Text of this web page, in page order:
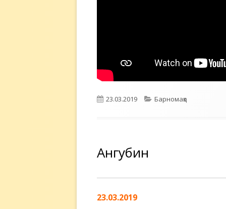
Опубликовано
23.03.2019 Рубрики
Барномаҳо
Ангубин
23.03.2019